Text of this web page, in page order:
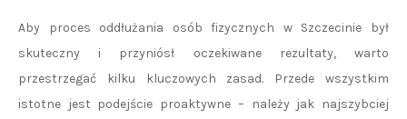
Aby proces oddłużania osób fizycznych w Szczecinie był
skuteczny i przyniósł oczekiwane rezultaty, warto
przestrzegać kilku kluczowych zasad. Przede wszystkim
istotne jest podejście proaktywne – należy jak najszybciej